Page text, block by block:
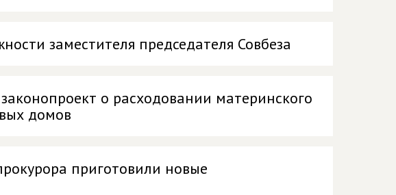
заместителя председателя Совбеза
о расходовании материнского
домов
приготовили новые